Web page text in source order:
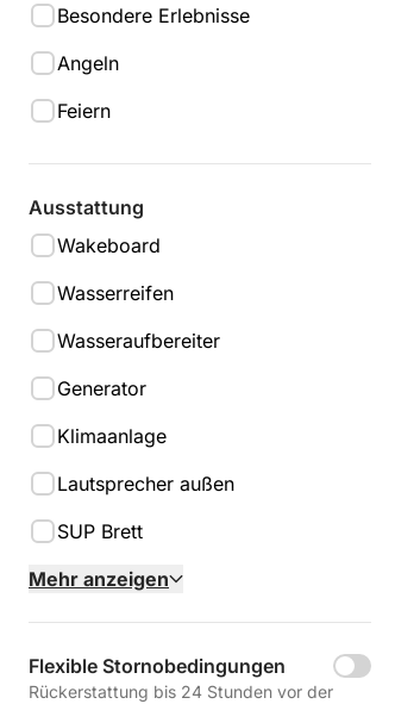
Besondere Erlebnisse
Angeln
Feiern
Ausstattung
Wakeboard
Wasserreifen
Wasseraufbereiter
Generator
Klimaanlage
Lautsprecher außen
SUP Brett
Mehr anzeigen
Flexible Stornobedingungen
Rückerstattung bis 24 Stunden vor der